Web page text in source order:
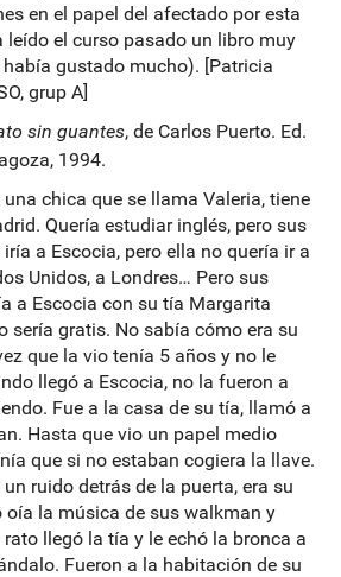
en el papel del afectado por esta
leído el curso pasado un libro muy
gustado mucho). [Patricia
grup A]
sin guantes, de Carlos Puerto. Ed.
1994.
chica que se llama Valeria, tiene
Quería estudiar inglés, pero sus
a Escocia, pero ella no quería ir a
Unidos, a Londres… Pero sus
a Escocia con su tía Margarita
sería gratis. No sabía cómo era su
que la vio tenía 5 años y no le
llegó a Escocia, no la fueron a
Fue a la casa de su tía, llamó a
Hasta que vio un papel medio
que si no estaban cogiera la llave.
ruido detrás de la puerta, era su
oía la música de sus walkman y
llegó la tía y le echó la bronca a
Fueron a la habitación de su